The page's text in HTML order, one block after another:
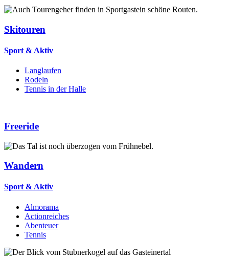
Skitouren
Sport & Aktiv
Langlaufen
Rodeln
Tennis in der Halle
Freeride
Wandern
Sport & Aktiv
Almorama
Actionreiches
Abenteuer
Tennis